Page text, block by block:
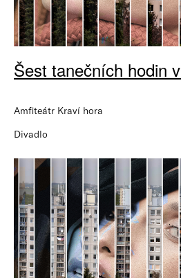
Šest tanečních hodin
Amfiteátr Kraví hora
Divadlo